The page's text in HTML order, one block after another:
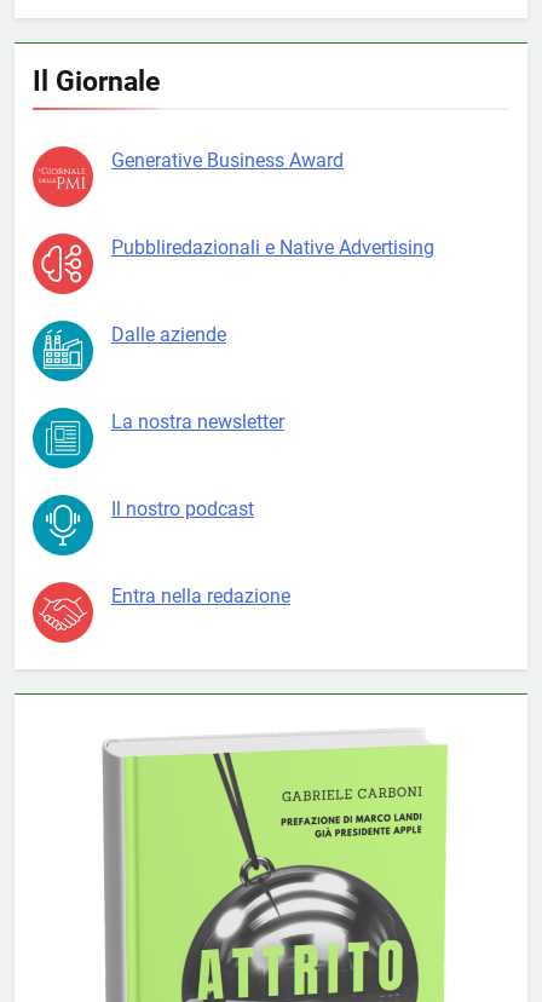
Il Giornale
Generative Business Award
Pubbliredazionali e Native Advertising
Dalle aziende
La nostra newsletter
Il nostro podcast
Entra nella redazione